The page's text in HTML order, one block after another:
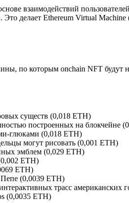
взаимодействий
делает Ethereum Virtual
по которым onchain NFT будут
существ (0,018 ETH)
построенных на блокчейне
глюками (0,018 ETH)
могут рисовать (0,001 ETH)
эмблем (0,029 ETH)
ETH)
ETH)
(0,0039 ETH)
трасс американских
(0,0035 ETH)